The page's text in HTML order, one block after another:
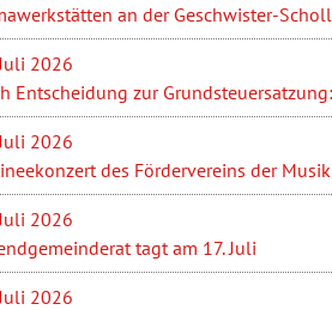
an der Geschwister-
2026
Entscheidung zur
2026
des Fördervereins der
2026
tagt am 17. Juli
2026